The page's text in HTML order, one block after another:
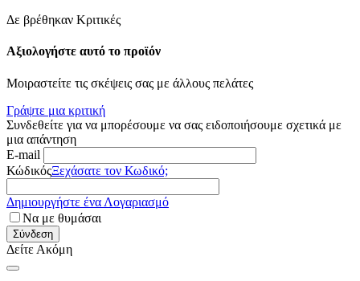
Δε βρέθηκαν Κριτικές
Αξιολογήστε αυτό το προϊόν
Μοιραστείτε τις σκέψεις σας με άλλους πελάτες
Γράψτε μια κριτική
Συνδεθείτε για να μπορέσουμε να σας ειδοποιήσουμε σχετικά με
μια απάντηση
E-mail
ΚώδικόςΞεχάσατε τον Κωδικό;
Δημιουργήστε ένα Λογαριασμό
Να με θυμάσαι
Σύνδεση
Δείτε Ακόμη